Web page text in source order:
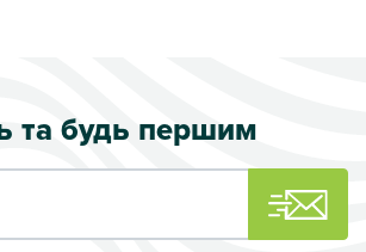
та будь першим